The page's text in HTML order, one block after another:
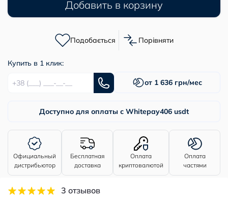
Добавить в корзину
Подобається Порівняти
Купить в 1 клик:
от 1 636 грн/мес
Доступно для оплаты с Whitepay406 usdt
Официальный
дистрибьютор
Бесплатная
доставка
Оплата
криптовалютой
Оплата
частями
3 отзывов